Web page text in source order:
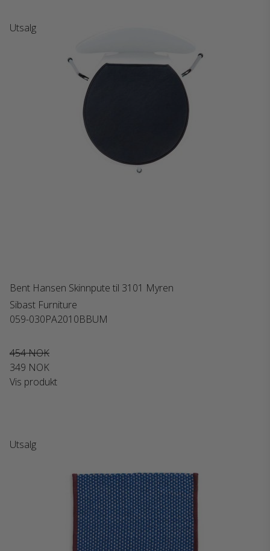
Utsalg
Bent Hansen Skinnpute til 3101 Myren
Sibast Furniture
059-030PA2010BBUM
454 NOK
349 NOK
Vis produkt
Utsalg